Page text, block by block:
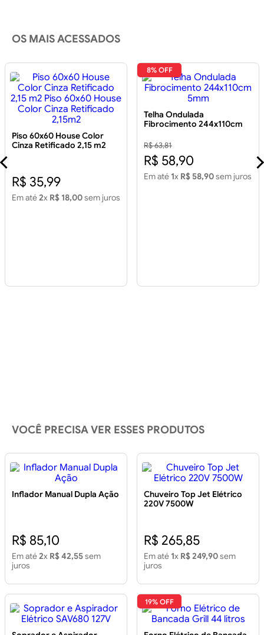
OS MAIS ACESSADOS
Piso 60x60 House Color
Cinza Retificado 2,15 m2
R$ 35,99
Em até2x R$ 18,00sem juros
8% OFF
Telha Ondulada
Fibrocimento 244x110cm
R$ 63,81
R$ 58,90
Em até 1x R$ 58,90sem juros
VOCÊ PRECISA VER ESSES PRODUTOS
Inflador Manual Dupla Ação
R$ 85,10
Em até2x R$ 42,55sem
juros
Chuveiro Top Jet Elétrico
220V 7500W
R$ 265,85
Em até 1x R$ 249,90sem
juros
19% OFF